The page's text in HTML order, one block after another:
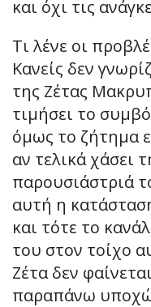
και όχι τις
Τι λένε οι
Κανείς δεν
της Ζέτας
τιμήσει το
όμως το ζήτημα
αν τελικά χάσει
παρουσιάστριά
αυτή η
και τότε το
του στον τοίχο
Ζέτα δεν
παραπάνω